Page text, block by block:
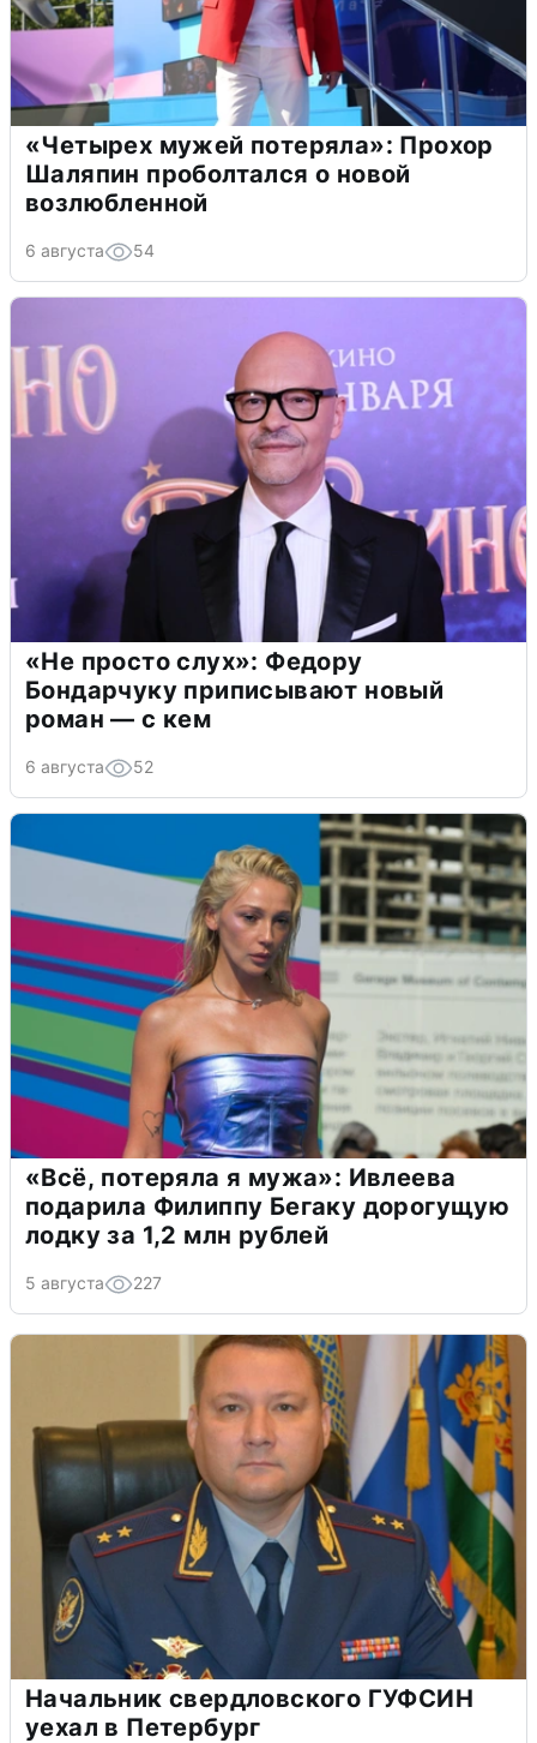
«Четырех мужей потеряла»: Прохор
Шаляпин проболтался о новой
возлюбленной
6 августа 54
«Не просто слух»: Федору
Бондарчуку приписывают новый
роман — с кем
6 августа 52
«Всё, потеряла я мужа»: Ивлеева
подарила Филиппу Бегаку дорогущую
лодку за 1,2 млн рублей
5 августа 227
Начальник свердловского ГУФСИН
уехал в Петербург